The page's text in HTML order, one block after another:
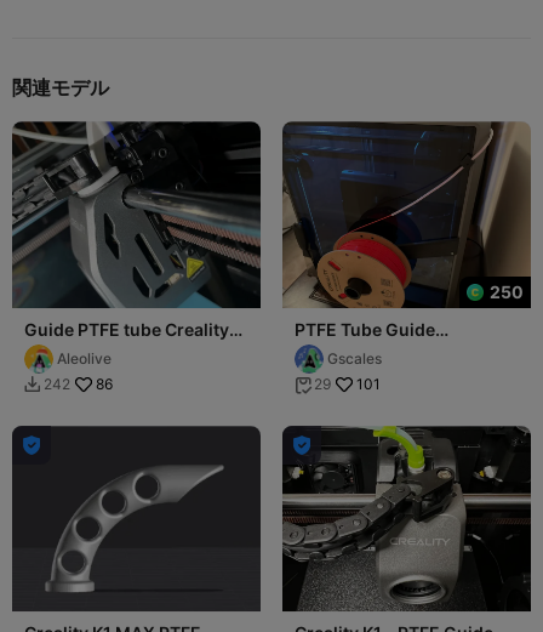
関連モデル
Guide PTFE tube Creality
k1 Max - Hotend CFS
Aleolive
 242 86
250
PTFE Tube Guide
(K1/K1C/K1 Max)
Gscales
 29 101
 